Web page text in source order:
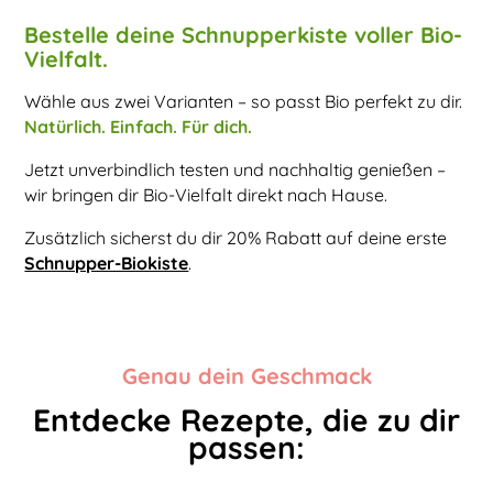
Bestelle deine Schnupperkiste voller Bio-
Vielfalt.
Wähle aus zwei Varianten – so passt Bio perfekt zu dir.
Natürlich. Einfach. Für dich.
Jetzt unverbindlich testen und nachhaltig genießen –
wir bringen dir Bio-Vielfalt direkt nach Hause.
Zusätzlich sicherst du dir 20% Rabatt auf deine erste
Schnupper-Biokiste.
Genau dein Geschmack
Entdecke Rezepte, die zu dir
passen: